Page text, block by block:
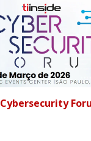
Cybersecurity